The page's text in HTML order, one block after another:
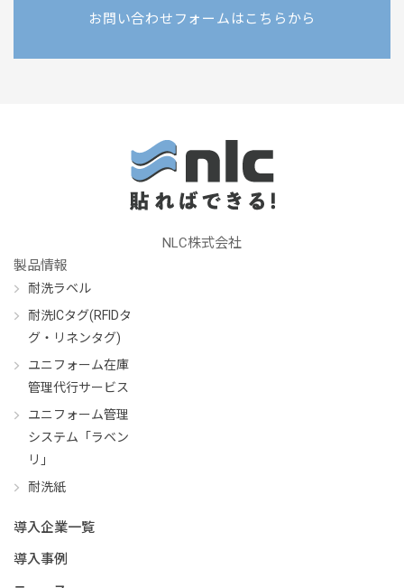
お問い合わせフォームはこちらから
NLC株式会社
製品情報
耐洗ラベル
耐洗ICタグ(RFIDタ
グ・リネンタグ)
ユニフォーム在庫
管理代行サービス
ユニフォーム管理
システム「ラベン
リ」
耐洗紙
導入企業一覧
導入事例